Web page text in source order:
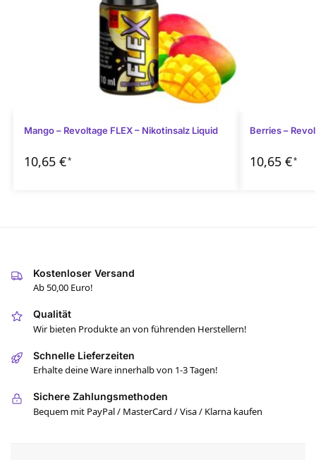
Mango – Revoltage FLEX – Nikotinsalz Liquid
10,65 €*
Berries –
10,65 €*
Kostenloser Versand
Ab 50,00 Euro!
Qualität
Wir bieten Produkte an von führenden Herstellern!
Schnelle Lieferzeiten
Erhalte deine Ware innerhalb von 1-3 Tagen!
Sichere Zahlungsmethoden
Bequem mit PayPal / MasterCard / Visa / Klarna kaufen